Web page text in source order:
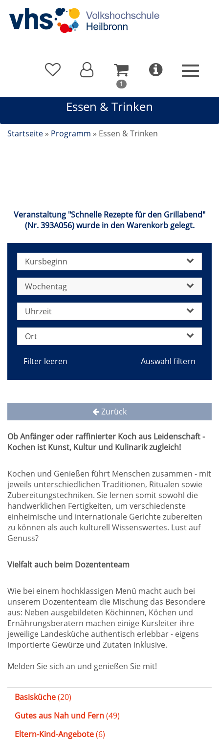
1 In
Warenkorb
sich
1
Essen & Trinken
Startseite » Programm » Essen & Trinken
Veranstaltung "Schnelle Rezepte für den Grillabend"
(Nr. 393A056) wurde in den Warenkorb gelegt.
Kursbeginn
Wochentag
Uhrzeit
Ort
Filter leeren
Zurück
Ob Anfänger oder raffinierter Koch aus Leidenschaft -
Kochen ist Kunst, Kultur und Kulinarik zugleich!
Kochen und Genießen führt Menschen zusammen - mit
jeweils unterschiedlichen Traditionen, Ritualen sowie
Zubereitungstechniken. Sie lernen somit sowohl die
handwerklichen Fertigkeiten, um verschiedenste
einheimische und internationale Gerichte zubereiten
zu können als auch kulturell Wissenswertes. Lust auf
Genuss?
Vielfalt auch beim Dozententeam
Wie bei einem hochklassigen Menü macht auch bei
unserem Dozententeam die Mischung das Besondere
aus: Neben ausgebildeten Köchinnen, Köchen und
Ernährungsberatern machen einige Kursleiter ihre
jeweilige Landesküche authentisch erlebbar - eigens
importierte Gewürze und Zutaten inklusive.
Melden Sie sich an und genießen Sie mit!
Basisküche(20)
Gutes aus Nah und Fern(49)
Eltern-Kind-Angebote(6)